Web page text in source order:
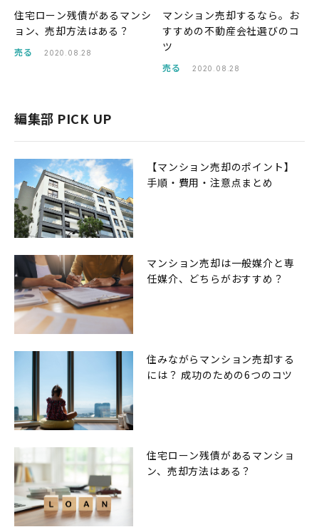
住宅ローン残債があるマンシ
ョン、売却方法はある？
売る 2020.08.28
マンション売却するなら。お
すすめの不動産会社選びのコ
ツ
売る 2020.08.28
編集部 PICK UP
【マンション売却のポイント】
手順・費用・注意点まとめ
マンション売却は一般媒介と専
任媒介、どちらがおすすめ？
住みながらマンション売却する
には？ 成功のための6つのコツ
住宅ローン残債があるマンショ
ン、売却方法はある？